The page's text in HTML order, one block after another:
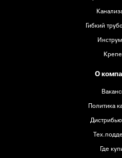
Гибкий
О
Политика
Где